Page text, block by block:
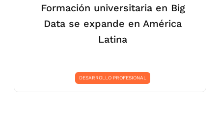
Formación universitaria en Big
Data se expande en América
Latina
DESARROLLO PROFESIONAL